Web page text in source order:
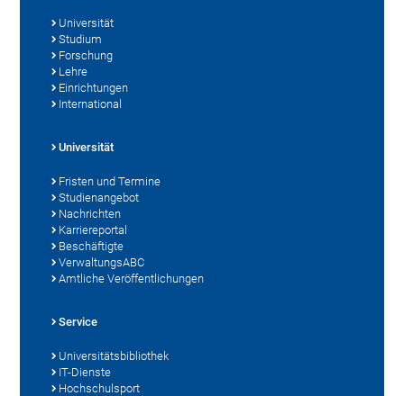
Universität
Studium
Forschung
Lehre
Einrichtungen
International
Universität
Fristen und Termine
Studienangebot
Nachrichten
Karriereportal
Beschäftigte
VerwaltungsABC
Amtliche Veröffentlichungen
Service
Universitätsbibliothek
IT-Dienste
Hochschulsport